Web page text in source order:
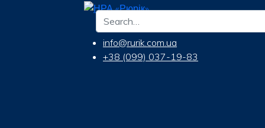
info@rurik.com.ua
+38 (099) 037-19-83